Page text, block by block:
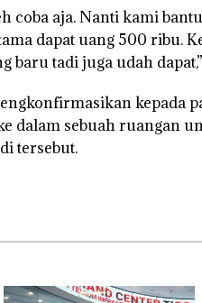
coba aja. Nanti kami
dapat uang 500 ribu.
baru tadi juga udah
kepada
dalam sebuah ruangan
tersebut.